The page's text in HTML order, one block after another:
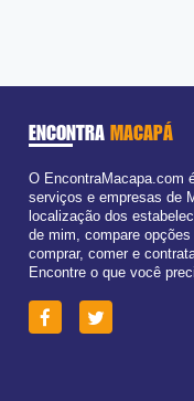
ENCONTRA MACAPÁ
O EncontraMacapa.com
serviços e empresas de
localização dos
de mim, compare
comprar, comer e
Encontre o que você